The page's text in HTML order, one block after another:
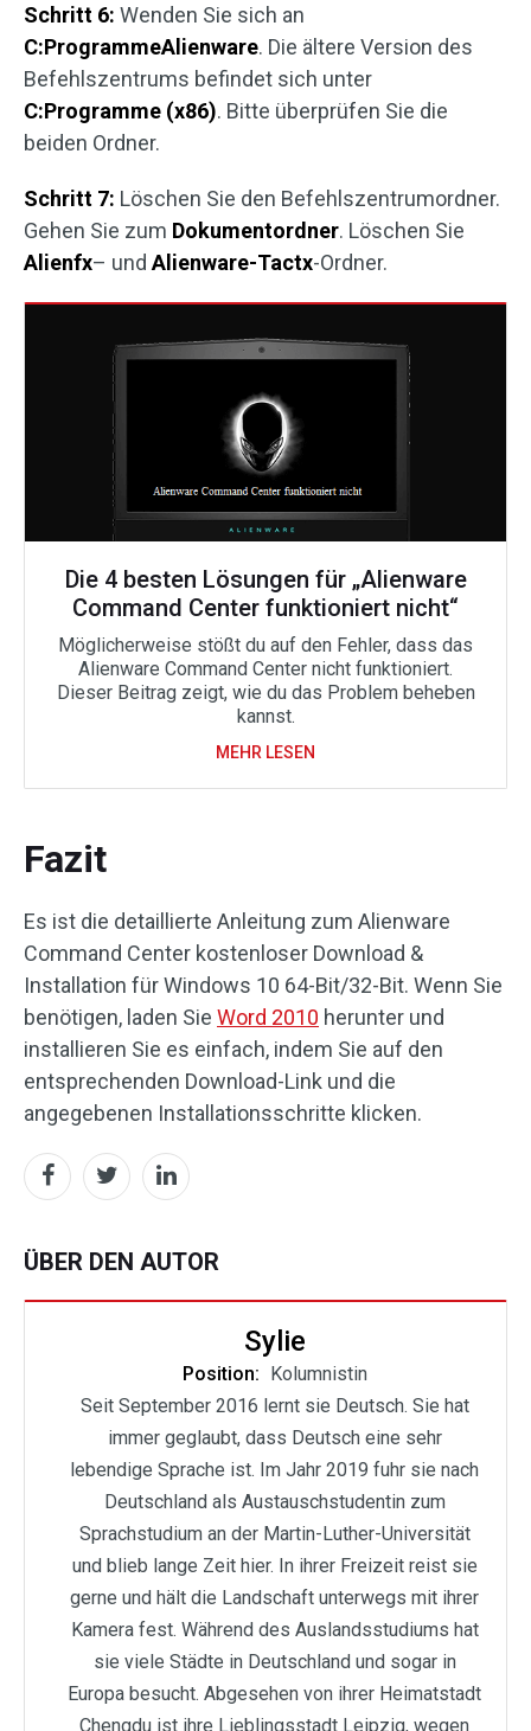
Schritt 6: Wenden Sie sich an
C:ProgrammeAlienware. Die ältere Version des
Befehlszentrums befindet sich unter
C:Programme (x86). Bitte überprüfen Sie die
beiden Ordner.
Schritt 7: Löschen Sie den Befehlszentrumordner.
Gehen Sie zum Dokumentordner. Löschen Sie
Alienfx– und Alienware-Tactx-Ordner.
Die 4 besten Lösungen für „Alienware
Command Center funktioniert nicht“
Möglicherweise stößt du auf den Fehler, dass das
Alienware Command Center nicht funktioniert.
Dieser Beitrag zeigt, wie du das Problem beheben
kannst.
MEHR LESEN
Fazit
Es ist die detaillierte Anleitung zum Alienware
Command Center kostenloser Download &
Installation für Windows 10 64-Bit/32-Bit. Wenn Sie
benötigen, laden Sie Word 2010 herunter und
installieren Sie es einfach, indem Sie auf den
entsprechenden Download-Link und die
angegebenen Installationsschritte klicken.
ÜBER DEN AUTOR
Sylie
Position: Kolumnistin
Seit September 2016 lernt sie Deutsch. Sie hat
immer geglaubt, dass Deutsch eine sehr
lebendige Sprache ist. Im Jahr 2019 fuhr sie nach
Deutschland als Austauschstudentin zum
Sprachstudium an der Martin-Luther-Universität
und blieb lange Zeit hier. In ihrer Freizeit reist sie
gerne und hält die Landschaft unterwegs mit ihrer
Kamera fest. Während des Auslandsstudiums hat
sie viele Städte in Deutschland und sogar in
Europa besucht. Abgesehen von ihrer Heimatstadt
Chengdu ist ihre Lieblingsstadt Leipzig, wegen